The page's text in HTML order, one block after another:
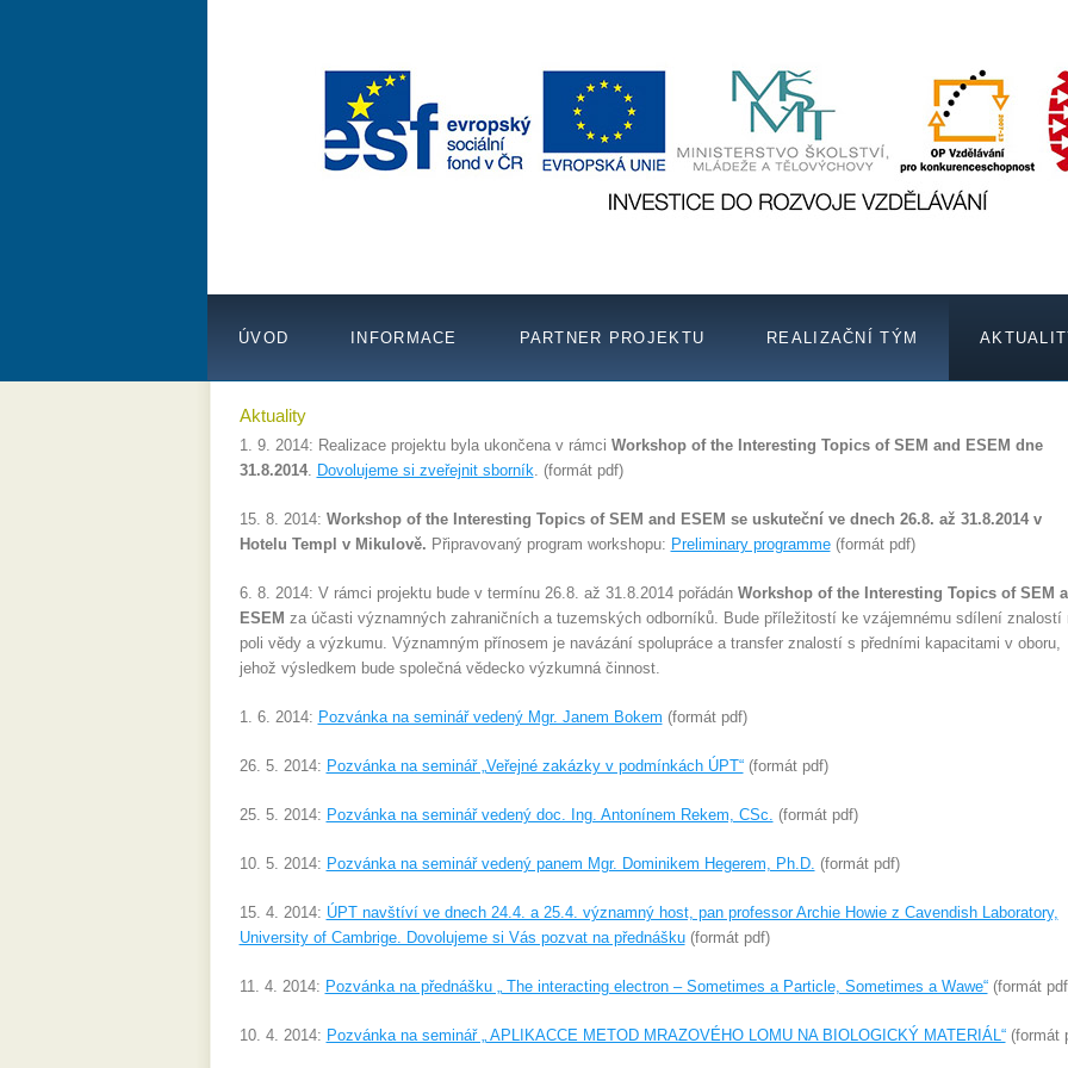
ÚVOD INFORMACE PARTNER PROJEKTU REALIZAČNÍ TÝM
Aktuality
1. 9. 2014: Realizace projektu byla ukončena v rámci Workshop of the Interesting Topics of SEM and ESEM dne
31.8.2014. Dovolujeme si zveřejnit sborník. (formát pdf)
15. 8. 2014: Workshop of the Interesting Topics of SEM and ESEM se uskuteční ve dnech 26.8. až 31.8.2014 v
Hotelu Templ v Mikulově. Připravovaný program workshopu: Preliminary programme(formát pdf)
6. 8. 2014: V rámci projektu bude v termínu 26.8. až 31.8.2014 pořádán Workshop of the Interesting Topics of SEM
ESEM za účasti významných zahraničních a tuzemských odborníků. Bude příležitostí ke vzájemnému sdílení znalostí
poli vědy a výzkumu. Významným přínosem je navázání spolupráce a transfer znalostí s předními kapacitami v oboru,
jehož výsledkem bude společná vědecko výzkumná činnost.
1. 6. 2014: Pozvánka na seminář vedený Mgr. Janem Bokem (formát pdf)
26. 5. 2014: Pozvánka na seminář „Veřejné zakázky v podmínkách ÚPT“(formát pdf)
25. 5. 2014: Pozvánka na seminář vedený doc. Ing. Antonínem Rekem, CSc. (formát pdf)
10. 5. 2014: Pozvánka na seminář vedený panem Mgr. Dominikem Hegerem, Ph.D. (formát pdf)
15. 4. 2014: ÚPT navštíví ve dnech 24.4. a 25.4. významný host, pan professor Archie Howie z Cavendish Laboratory,
University of Cambrige. Dovolujeme si Vás pozvat na přednášku(formát pdf)
11. 4. 2014: Pozvánka na přednášku „ The interacting electron – Sometimes a Particle, Sometimes a Wawe“(formát
10. 4. 2014: Pozvánka na seminář „ APLIKACCE METOD MRAZOVÉHO LOMU NA BIOLOGICKÝ MATERIÁL“(formát